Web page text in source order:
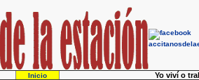
Inicio Yo viví o